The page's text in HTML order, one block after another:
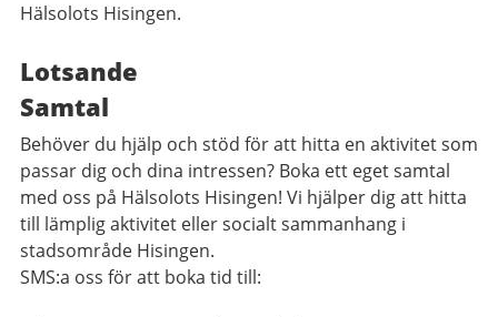
Hälsolots Hisingen.
Lotsande
Samtal
Behöver du hjälp och stöd för att hitta en aktivitet som
passar dig och dina intressen? Boka ett eget samtal
med oss på Hälsolots Hisingen! Vi hjälper dig att hitta
till lämplig aktivitet eller socialt sammanhang i
stadsområde Hisingen.
SMS:a oss för att boka tid till: